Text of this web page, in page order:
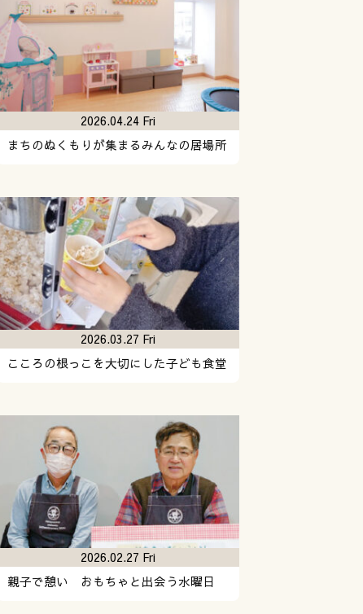
まちのぬくもりが集まるみんなの居場所
2026.04.24 Fri
こころの根っこを大切にした子ども食堂
2026.03.27 Fri
親子で憩い おもちゃと出会う水曜日
2026.02.27 Fri